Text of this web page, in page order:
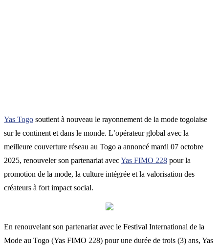
Yas Togo soutient à nouveau le rayonnement de la mode togolaise
sur le continent et dans le monde. L’opérateur global avec la
meilleure couverture réseau au Togo a annoncé mardi 07 octobre
2025, renouveler son partenariat avecYas FIMO 228 pour la
promotion de la mode, la culture intégrée et la valorisation des
créateurs à fort impact social.
En renouvelant son partenariat avec le Festival International de la
Mode au Togo (Yas FIMO 228) pour une durée de trois (3) ans, Yas